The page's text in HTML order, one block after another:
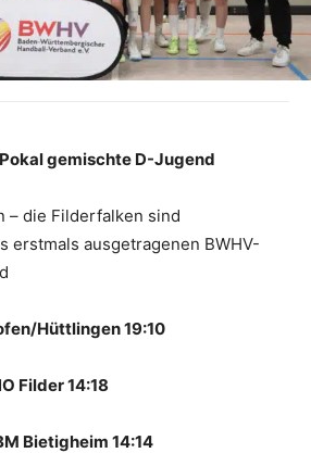
gemischte D-Jugend
– die Filderfalken sind
erstmals ausgetragenen BWHV-
Hüttlingen 19:10
Filder 14:18
Bietigheim 14:14